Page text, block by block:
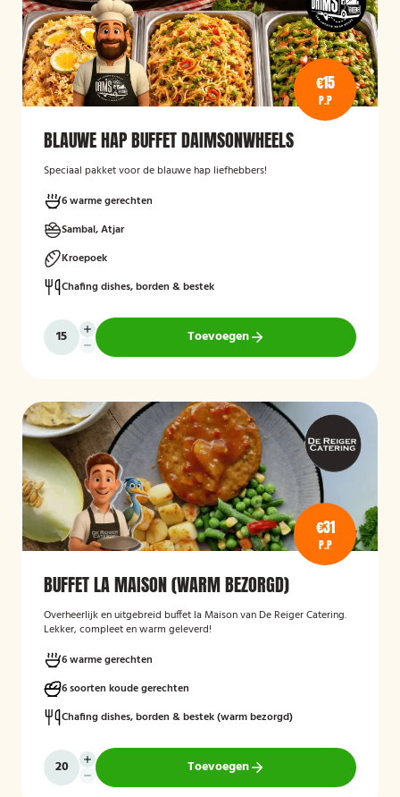
€15
P.P
BLAUWE HAP BUFFET DAIMSONWHEELS
Speciaal pakket voor de blauwe hap liefhebbers!
6 warme gerechten
Sambal, Atjar
Kroepoek
Chafing dishes, borden & bestek
Toevoegen
€31
P.P
BUFFET LA MAISON (WARM BEZORGD)
Overheerlijk en uitgebreid buffet la Maison van De Reiger Catering.
Lekker, compleet en warm geleverd!
6 warme gerechten
6 soorten koude gerechten
Chafing dishes, borden & bestek (warm bezorgd)
Toevoegen